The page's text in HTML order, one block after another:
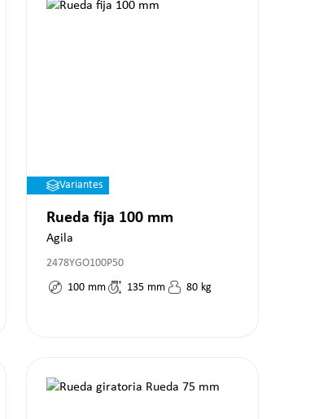
Variantes
Rueda fija 100 mm
Agila
2478YGO100P50
100 mm 135 mm 80 kg